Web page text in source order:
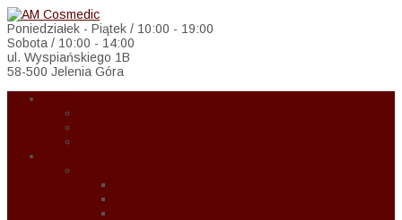
Poniedziałek - Piątek / 10:00 - 19:00
Sobota / 10:00 - 14:00
ul. Wyspiańskiego 1B
58-500 Jelenia Góra